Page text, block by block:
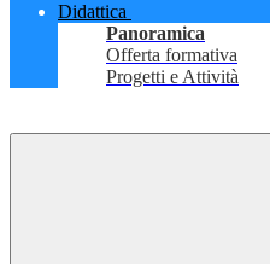
Didattica
Panoramica
Offerta formativa
Progetti e Attività